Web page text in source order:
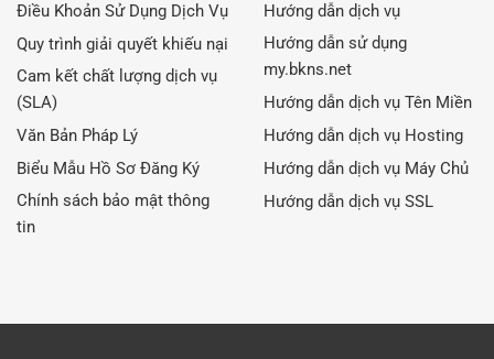
Điều Khoản Sử Dụng Dịch Vụ
Quy trình giải quyết khiếu nại
Cam kết chất lượng dịch vụ
(SLA)
Văn Bản Pháp Lý
Biểu Mẫu Hồ Sơ Đăng Ký
Chính sách bảo mật thông
tin
Hướng dẫn dịch vụ
Hướng dẫn sử dụng
my.bkns.net
Hướng dẫn dịch vụ Tên Miền
Hướng dẫn dịch vụ Hosting
Hướng dẫn dịch vụ Máy Chủ
Hướng dẫn dịch vụ SSL